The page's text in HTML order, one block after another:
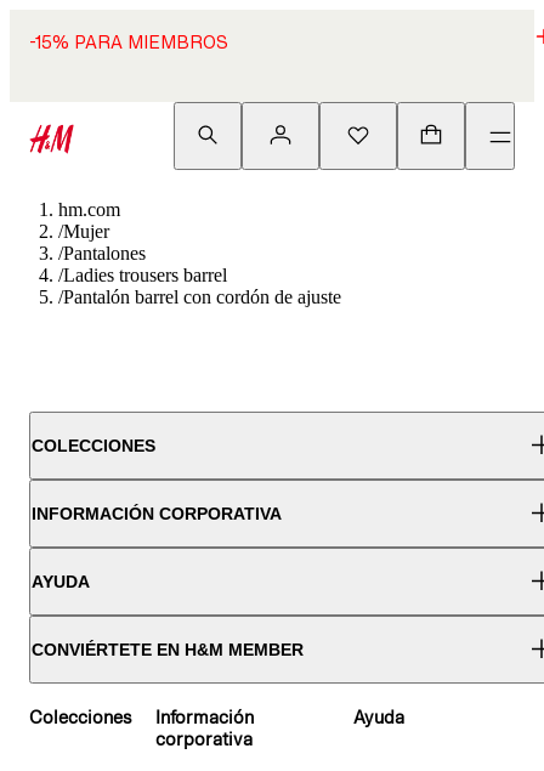
-15% PARA MIEMBROS
hm.com
/Mujer
/Pantalones
/Ladies trousers barrel
/Pantalón barrel con cordón de ajuste
COLECCIONES
INFORMACIÓN CORPORATIVA
AYUDA
CONVIÉRTETE EN H&M MEMBER
Colecciones
Información
corporativa
Ayuda